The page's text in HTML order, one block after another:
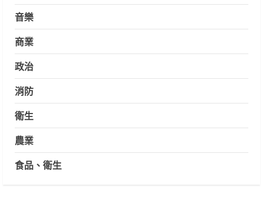
音樂
商業
政治
消防
衛生
農業
食品、衛生